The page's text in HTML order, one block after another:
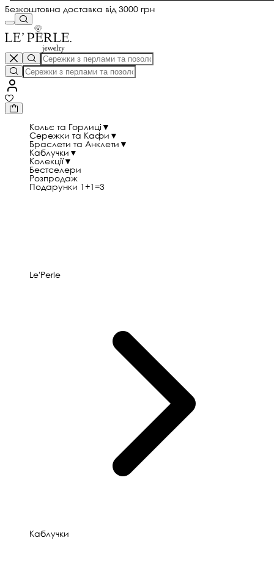
Безкоштовна доставка від 3000 грн
Кольє та Горлиці ▼
Сережки та Кафи ▼
Браслети та Анклети ▼
Каблучки ▼
Колекції▼
Бестселери
Розпродаж
Подарунки 1+1=3
Le'Perle
Каблучки